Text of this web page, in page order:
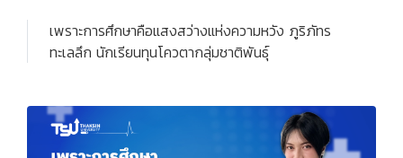
เพราะการศึกษาคือแสงสว่างแห่งความหวัง ภูริภัทร
ทะเลลึก นักเรียนทุนโควตากลุ่มชาติพันธุ์